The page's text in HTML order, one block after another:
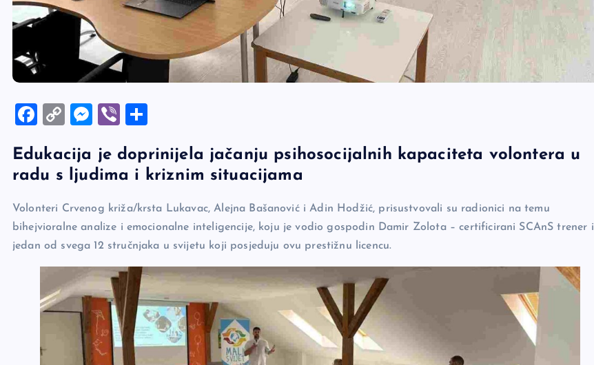
F
c
e
b
o
o
k
C
p
y
Li
n
k
M
se
n
g
er
Vi
er ar
e
Edukacija je doprinijela jačanju psihosocijalnih kapaciteta volontera u
radu s ljudima i kriznim situacijama
Volonteri Crvenog križa/krsta Lukavac, Alejna Bašanović i Adin Hodžić, prisustvovali su radionici na temu
bihejvioralne analize i emocionalne inteligencije, koju je vodio gospodin Damir Zolota – certificirani SCAnS trener i
jedan od svega 12 stručnjaka u svijetu koji posjeduju ovu prestižnu licencu.